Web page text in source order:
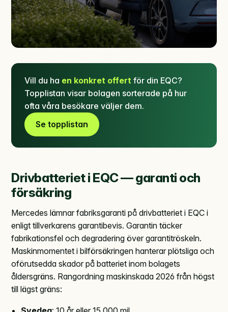
Vill du ha en konkret offert för din EQC?
Topplistan visar bolagen sorterade på hur
ofta våra besökare väljer dem.
Se topplistan
Drivbatteriet i EQC — garanti och
försäkring
Mercedes lämnar fabriksgaranti på drivbatteriet i EQC i
enligt tillverkarens garantibevis. Garantin täcker
fabrikationsfel och degradering över garantitröskeln.
Maskinmomentet i bilförsäkringen hanterar plötsliga och
oförutsedda skador på batteriet inom bolagets
åldersgräns. Rangordning maskinskada 2026 från högst
till lägst gräns: